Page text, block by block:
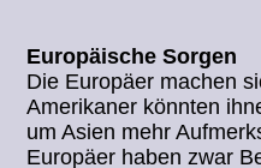
Europäische Sorgen
Die Europäer machen
Amerikaner könnten
um Asien mehr
Europäer haben zwar